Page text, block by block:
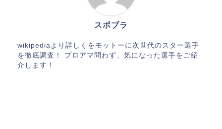
スポブラ
wikipediaより詳しくをモットーに次世代のスター選手
を徹底調査！ プロアマ問わず、気になった選手をご紹
介します！